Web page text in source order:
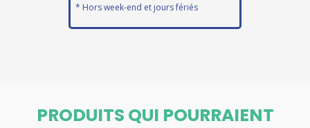
* Hors week-end et jours fériés
PRODUITS QUI POURRAIENT